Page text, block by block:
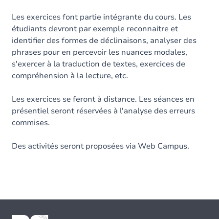
Les exercices font partie intégrante du cours. Les
étudiants devront par exemple reconnaitre et
identifier des formes de déclinaisons, analyser des
phrases pour en percevoir les nuances modales,
s'exercer à la traduction de textes, exercices de
compréhension à la lecture, etc.
Les exercices se feront à distance. Les séances en
présentiel seront réservées à l'analyse des erreurs
commises.
Des activités seront proposées via Web Campus.